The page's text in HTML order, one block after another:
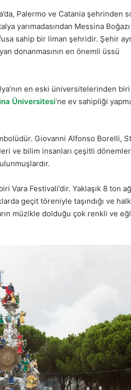
Palermo ve Catania şehrinden
yarımadasından Messina
sahip bir liman şehridir. Şehir
donanmasının en önemli üssü
en eski üniversitelerinden
Üniversitesi‘ne ev sahipliği
Giovanni Alfonso Borelli,
ve bilim insanları çeşitli
Festivali’dir. Yaklaşık 8 ton
geçit töreniyle taşındığı ve
müzikle dolduğu çok renkli ve